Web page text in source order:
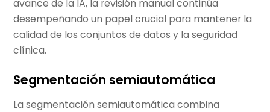
avance de la IA, la revisión manual continúa
desempeñando un papel crucial para mantener la
calidad de los conjuntos de datos y la seguridad
clínica.
Segmentación semiautomática
La segmentación semiautomática combina